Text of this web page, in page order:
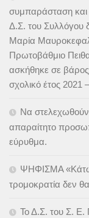
συμπαράσταση και
Δ.Σ. του Συλλόγου
Μαρία
Πρωτοβάθμιο
ασκήθηκε σε
σχολικό έτος 2021
Να
απαραίτητο
εύρυθμα.
ΨΗΦΙΣΜΑ «Κάτω
τρομοκρατία δεν
Το Δ.Σ. του Σ. Ε.